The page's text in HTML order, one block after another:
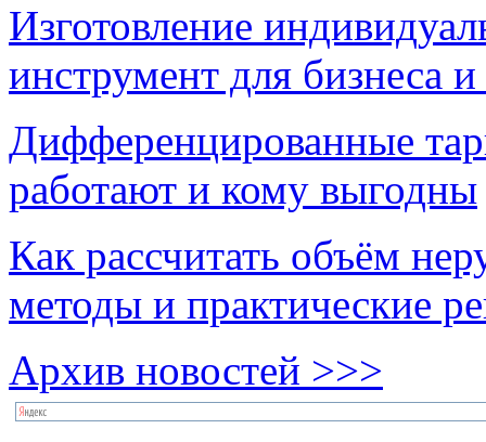
Изготовление
инструмент для бизнеса и
Дифференцированные
работают и кому выгодны
Как рассчитать объём
методы и практические
Архив новостей >>>